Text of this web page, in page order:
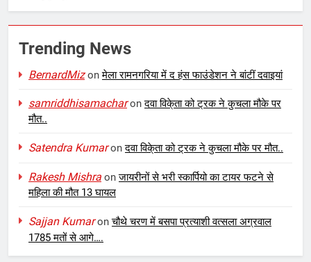
Trending News
BernardMizonमेला रामनगरिया में द हंस फाउंडेशन ने बांटीं दवाइयां
samriddhisamacharonदवा विके्ता को ट्रक ने कुचला मौके पर
मौत..
Satendra Kumaronदवा विके्ता को ट्रक ने कुचला मौके पर मौत..
Rakesh Mishra onजायरीनों से भरी स्कार्पियो का टायर फटने से
महिला की मौत 13 घायल
Sajjan Kumaronचौथे चरण में बसपा प्रत्याशी वत्सला अग्रवाल
1785 मतों से आगे….